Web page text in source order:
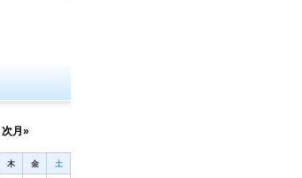
次月»
木 金 土